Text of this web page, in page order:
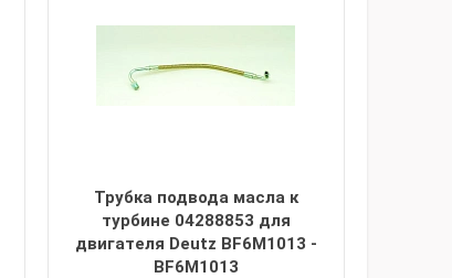
Трубка подвода масла к
турбине 04288853 для
двигателя Deutz BF6M1013 -
BF6M1013